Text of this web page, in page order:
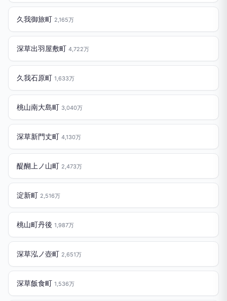
久我御旅町 2,165万
深草出羽屋敷町 4,722万
久我石原町 1,633万
桃山南大島町 3,040万
深草新門丈町 4,130万
醍醐上ノ山町 2,473万
淀新町 2,516万
桃山町丹後 1,987万
深草泓ノ壺町 2,651万
深草飯食町 1,536万